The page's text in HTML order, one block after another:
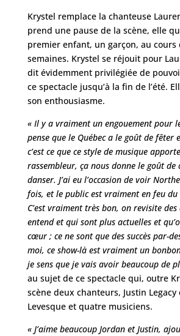
Krystel remplace la chanteuse
prend une pause de la scène, elle
premier enfant, un garçon, au cours
semaines. Krystel se réjouit pour
dit évidemment privilégiée de
ce spectacle jusqu’à la fin de l’été.
son enthousiasme.
« Il y a vraiment un engouement pour
pense que le Québec a le goût de fêter
c’est ce que ce style de musique
rassembleur, ça nous donne le goût de
danser. J’ai eu l’occasion de voir
fois, et le public est vraiment en feu
C’est vraiment très bon, on revisite des
entend et qui sont plus actuelles et
cœur ; ce ne sont que des succès par-
moi, ce show-là est vraiment un
je sens que je vais avoir beaucoup de
au sujet de ce spectacle qui, outre
scène deux chanteurs, Justin Legacy
Levesque et quatre musiciens.
« J’aime beaucoup Jordan et Justin,